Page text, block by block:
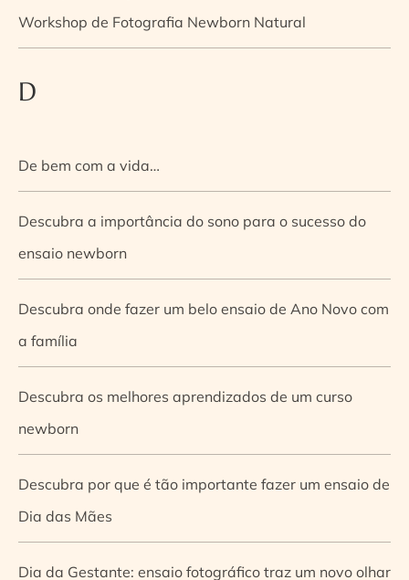
Workshop de Fotografia Newborn Natural
D
De bem com a vida…
Descubra a importância do sono para o sucesso do
ensaio newborn
Descubra onde fazer um belo ensaio de Ano Novo com
a família
Descubra os melhores aprendizados de um curso
newborn
Descubra por que é tão importante fazer um ensaio de
Dia das Mães
Dia da Gestante: ensaio fotográfico traz um novo olhar